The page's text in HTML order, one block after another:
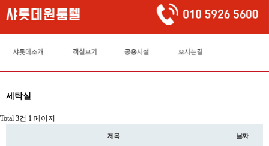
세탁실
Total 3건 1 페이지
제목 날짜